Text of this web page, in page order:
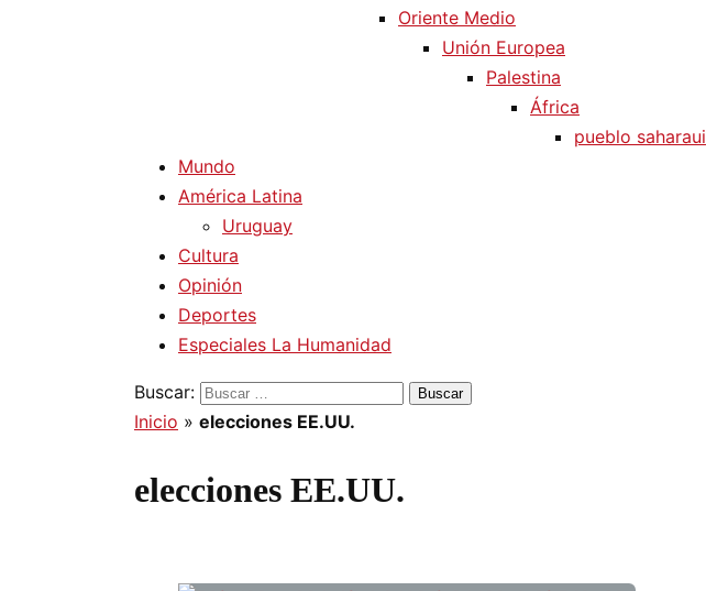
Oriente Medio
Unión Europea
Palestina
África
pueblo saharaui
Mundo
América Latina
Uruguay
Cultura
Opinión
Deportes
Especiales La Humanidad
Buscar:
Inicio » elecciones EE.UU.
elecciones EE.UU.